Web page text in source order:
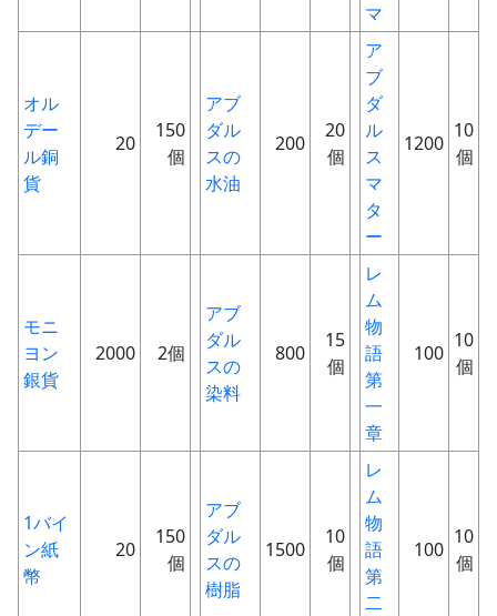
マ
オル
デー
ル銅
貨
20
150
個
アブ
ダル
スの
水油
200
20
個
ア
ブ
ダ
ル
ス
マ
タ
ー
1200
10
個
モニ
ヨン
銀貨
2000 2個
アブ
ダル
スの
染料
800
15
個
レ
ム
物
語
第
一
章
100
10
個
1バイ
ン紙
幣
20
150
個
アブ
ダル
スの
樹脂
1500
10
個
レ
ム
物
語
第
二
100
10
個